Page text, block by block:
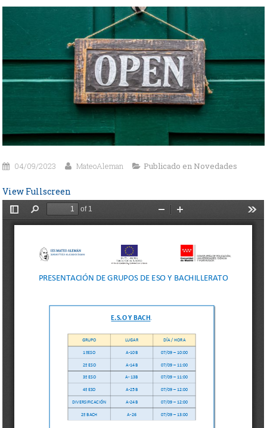
04/09/2023 MateoAleman Publicado en Novedades
View Fullscreen